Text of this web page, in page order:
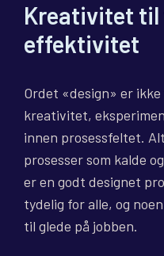
Kreativitet
effektivitet
Ordet «design» er
kreativitet,
innen prosessfeltet.
prosesser som kalde
er en godt designet
tydelig for alle, og
til glede på jobben.